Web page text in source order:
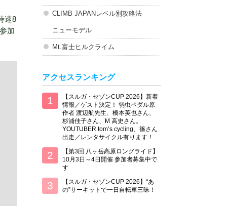
速8
加
CLIMB JAPANレベル別攻略法
ニューモデル
Mt.富士ヒルクライム
アクセスランキング
【スルガ・セゾンCUP 2026】新着
情報／ゲスト決定！ 弱虫ペダル原
作者 渡辺航先生、橋本英也さん、
杉浦佳子さん、M 高史さん。
YOUTUBER tom’s cycling、篠さん
出走／レンタサイクル有ります！
【第3回 八ヶ岳高原ロングライド】
10月3日～4日開催 参加者募集中で
す
【スルガ・セゾンCUP 2026】“あ
の”サーキットで一日自転車三昧！